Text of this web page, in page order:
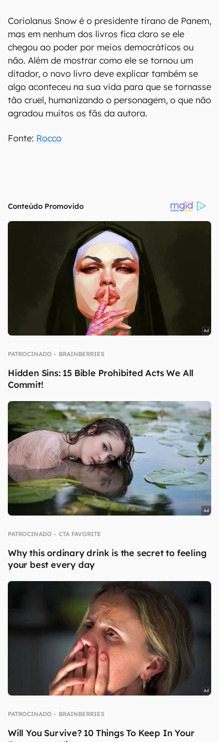
Coriolanus Snow é o presidente tirano de Panem,
mas em nenhum dos livros fica claro se ele
chegou ao poder por meios democráticos ou
não. Além de mostrar como ele se tornou um
ditador, o novo livro deve explicar também se
algo aconteceu na sua vida para que se tornasse
tão cruel, humanizando o personagem, o que não
agradou muitos os fãs da autora.
Fonte: Rocco